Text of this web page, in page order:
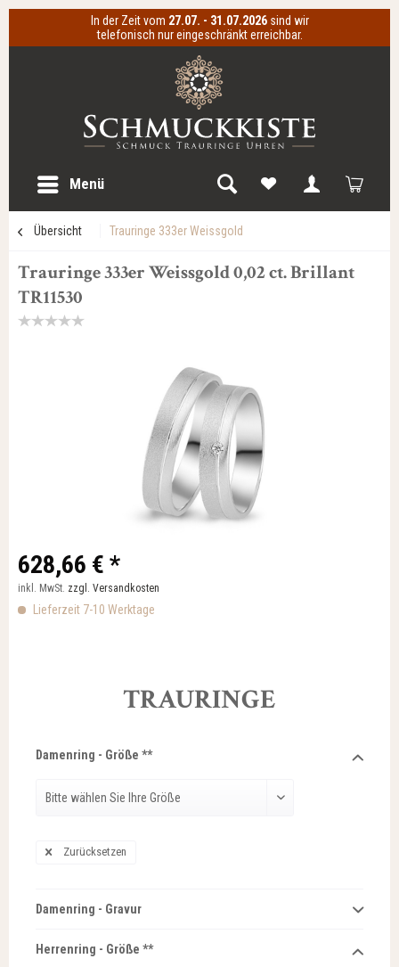
In der Zeit vom 27.07. - 31.07.2026 sind wir
telefonisch nur eingeschränkt erreichbar.
Menü
Übersicht Trauringe 333er Weissgold
Trauringe 333er Weissgold 0,02 ct. Brillant
TR11530
628,66 € *
inkl. MwSt. zzgl. Versandkosten
Lieferzeit 7-10 Werktage
TRAURINGE
Damenring - Größe **
Zurücksetzen
Damenring - Gravur
Herrenring - Größe **